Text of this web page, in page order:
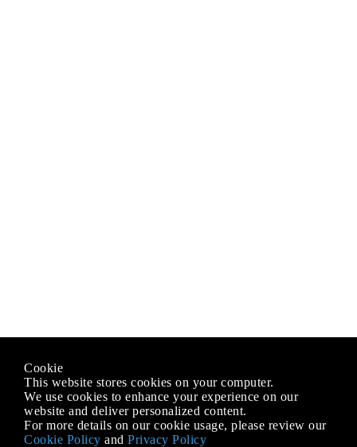
Cookie
This website stores cookies on your computer.
We use cookies to enhance your experience on our
website and deliver personalized content.
For more details on our cookie usage, please review our
Cookie Policy and Privacy Policy